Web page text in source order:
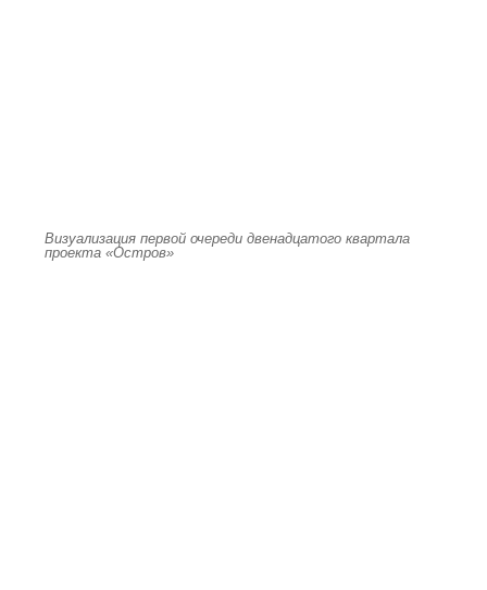
Визуализация первой очереди двенадцатого квартала
проекта «Остров»